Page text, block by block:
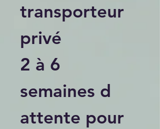
transporteur
privé
2 à 6
semaines d
attente pour